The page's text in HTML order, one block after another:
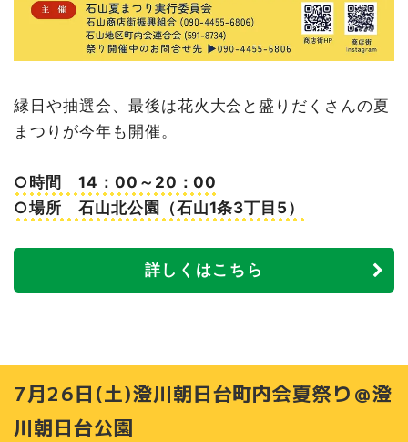
縁日や抽選会、最後は花火大会と盛りだくさんの夏
まつりが今年も開催。
○時間 14：00～20：00
○場所 石山北公園（石山1条3丁目5）
詳しくはこちら
7月26日(土)澄川朝日台町内会夏祭り＠澄
川朝日台公園